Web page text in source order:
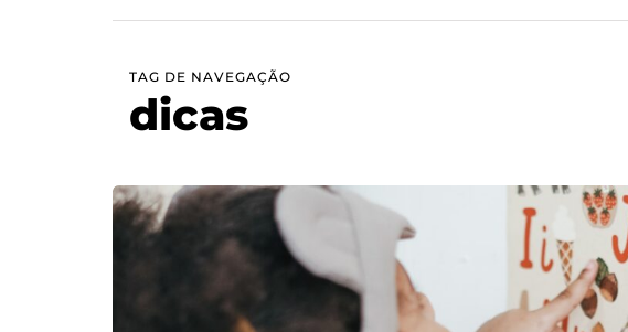
TAG DE NAVEGAÇÃO
dicas